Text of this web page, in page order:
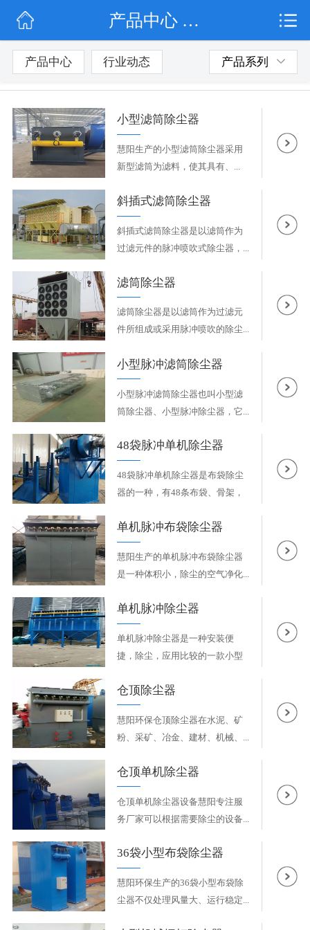
公司简介
行业动态
产品中心 / 单机除尘器
产品中心 行业动态 产品系列
小型滤筒除尘器
​慧阳生产的小型滤筒除尘器采用
新型滤筒为滤料，使其具有、...
斜插式滤筒除尘器
斜插式滤筒除尘器是以滤筒作为
过滤元件的脉冲喷吹式除尘器，...
滤筒除尘器
滤筒除尘器是以滤筒作为过滤元
件所组成或采用脉冲喷吹的除尘...
小型脉冲滤筒除尘器
小型脉冲滤筒除尘器也叫小型滤
筒除尘器、小型脉冲除尘器，它...
48袋脉冲单机除尘器
48袋脉冲单机除尘器是布袋除尘
器的一种，有48条布袋、骨架，
单机脉冲布袋除尘器
慧阳生产的单机脉冲布袋除尘器
是一种体积小，除尘的空气净化...
单机脉冲除尘器
单机脉冲除尘器是一种安装便
捷，除尘，应用比较的一款小型
仓顶除尘器
慧阳环保仓顶除尘器在水泥、矿
粉、采矿、冶金、建材、机械、...
仓顶单机除尘器
仓顶单机除尘器设备慧阳专注服
务厂家可以根据需要除尘的设备...
36袋小型布袋除尘器
慧阳环保生产的36袋小型布袋除
尘器不仅处理风量大、运行稳定...